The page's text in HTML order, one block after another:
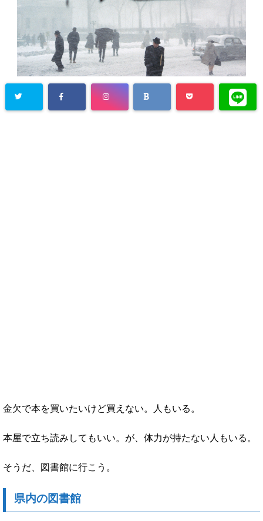
金欠で本を買いたいけど買えない。人もいる。
本屋で立ち読みしてもいい。が、体力が持たない人もいる。
そうだ、図書館に行こう。
県内の図書館